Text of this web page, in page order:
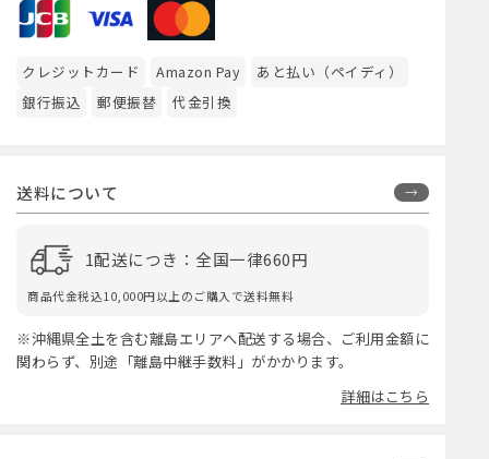
クレジットカード Amazon Pay
あと払い（ペイディ）
銀行振込
郵便振替 代金引換
送料について
1配送につき：全国一律660円
商品代金税込10,000円以上のご購入で送料無料
※沖縄県全土を含む離島エリアへ配送する場合、ご利用金額に
関わらず、別途「離島中継手数料」がかかります。
詳細はこちら